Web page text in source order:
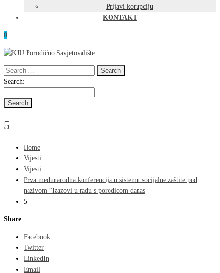
Prijavi korupciju
KONTAKT
0
Search
for:
Search
Search:
5
Home
Vijesti
Vijesti
Prva međunarodna konferencija u sistemu socijalne zaštite pod
nazivom “Izazovi u radu s porodicom danas
5
Share
Facebook
Twitter
LinkedIn
Email